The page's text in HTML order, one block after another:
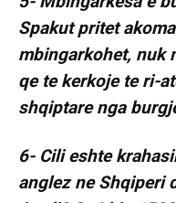
Spakut pritet
mbingarkohet, nuk
qe te kerkoje te ri-
shqiptare nga
6- Cili eshte
anglez ne Shqiperi